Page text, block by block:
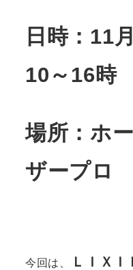
日時：11
10～16時
場所：ホ
ザープロ
今回は、 ＬＩＸ